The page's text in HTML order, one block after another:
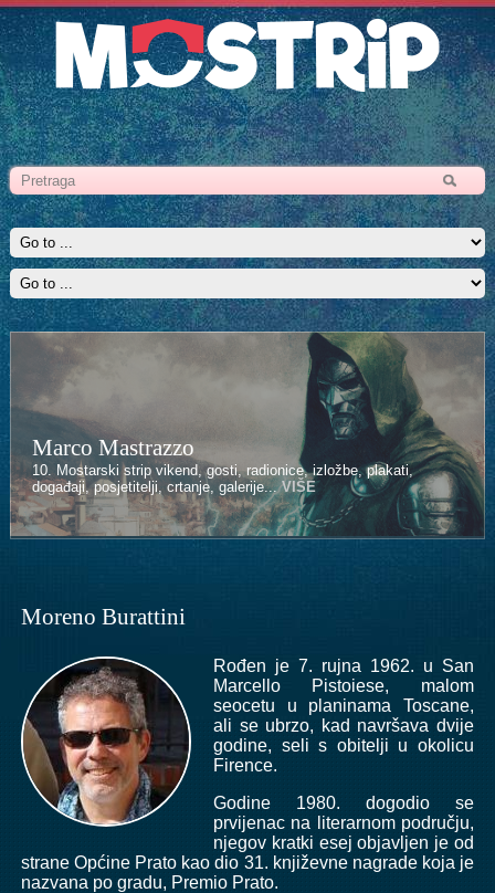
Marco Mastrazzo
10. Mostarski strip vikend, gosti, radionice, izložbe, plakati,
događaji, posjetitelji, crtanje, galerije...VIŠE
Moreno Burattini
Rođen je 7. rujna 1962. u San
Marcello Pistoiese, malom
seocetu u planinama Toscane,
ali se ubrzo, kad navršava dvije
godine, seli s obitelji u okolicu
Firence.
Godine 1980. dogodio se
prvijenac na literarnom području,
njegov kratki esej objavljen je od
strane Općine Prato kao dio 31. književne nagrade koja je
nazvana po gradu, Premio Prato.